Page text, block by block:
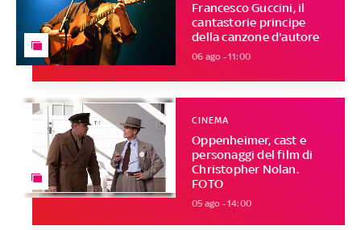
Francesco Guccini, il
cantastorie principe
della canzone d'autore
06 ago - 11:00
Oppenheimer, cast e
personaggi del film di
Christopher Nolan.
FOTO
CINEMA
05 ago - 14:00